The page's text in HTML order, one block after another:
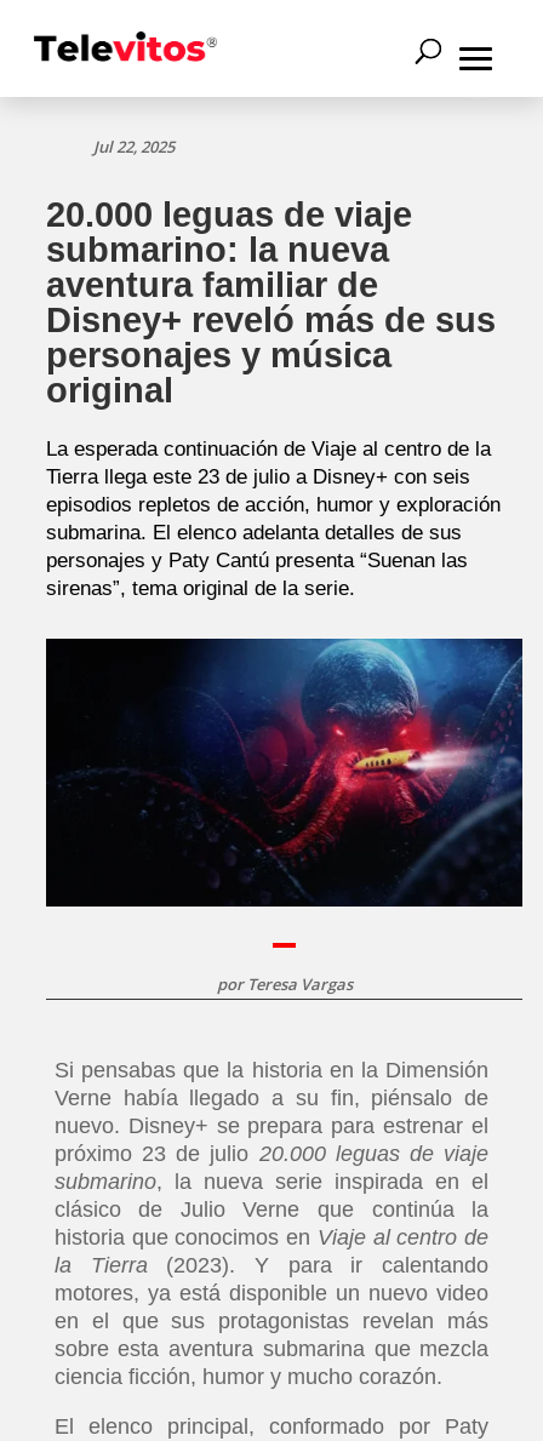
Jul 22, 2025
20.000 leguas de viaje
submarino: la nueva
aventura familiar de
Disney+ reveló más de sus
personajes y música
original
La esperada continuación de Viaje al centro de la
Tierra llega este 23 de julio a Disney+ con seis
episodios repletos de acción, humor y exploración
submarina. El elenco adelanta detalles de sus
personajes y Paty Cantú presenta “Suenan las
sirenas”, tema original de la serie.
por Teresa Vargas
Si pensabas que la historia en la Dimensión
Verne había llegado a su fin, piénsalo de
nuevo. Disney+ se prepara para estrenar el
próximo 23 de julio 20.000 leguas de viaje
submarino, la nueva serie inspirada en el
clásico de Julio Verne que continúa la
historia que conocimos en Viaje al centro de
la Tierra(2023). Y para ir calentando
motores, ya está disponible un nuevo video
en el que sus protagonistas revelan más
sobre esta aventura submarina que mezcla
ciencia ficción, humor y mucho corazón.
El elenco principal, conformado por Paty